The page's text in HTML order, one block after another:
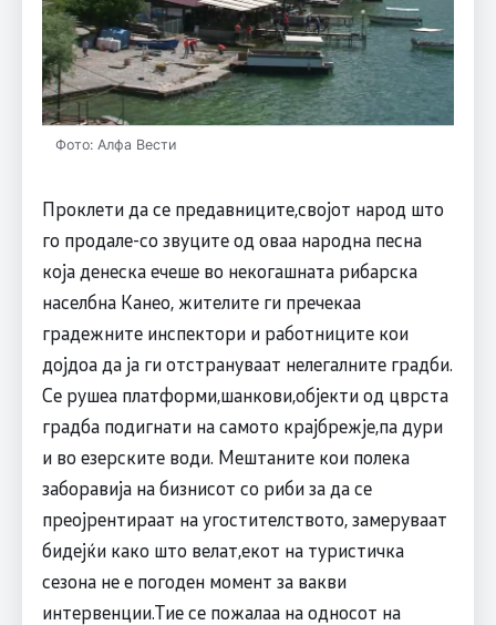
Фото: Алфа Вести
Проклети да се предавниците,својот народ што
го продале-со звуците од оваа народна песна
која денеска ечеше во некогашната рибарска
населбна Канео, жителите ги пречекаа
градежните инспектори и работниците кои
дојдоа да ја ги отстрануваат нелегалните градби.
Се рушеа платформи,шанкови,објекти од цврста
градба подигнати на самото крајбрежје,па дури
и во езерските води. Мештаните кои полека
заборавија на бизнисот со риби за да се
преојрентираат на угостителството, замеруваат
бидејќи како што велат,екот на туристичка
сезона не е погоден момент за вакви
интервенции.Тие се пожалаа на односот на